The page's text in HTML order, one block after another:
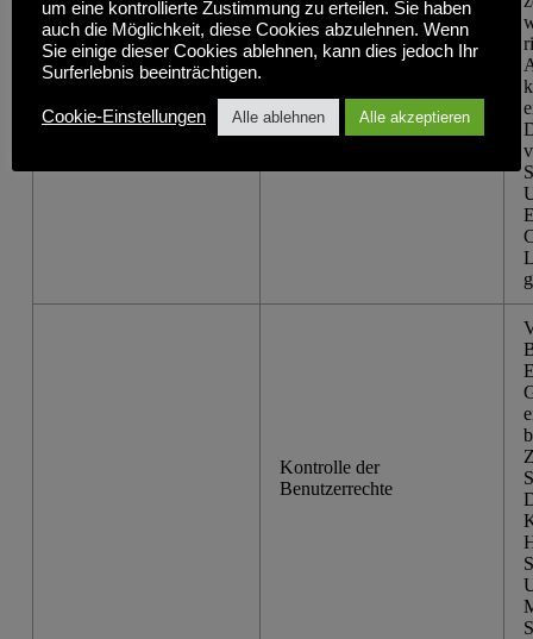
Daten Luftschleuse
Kontrolle der
Benutzerrechte
um eine kontrollierte Zustimmung zu erteilen. Sie haben
auch die Möglichkeit, diese Cookies abzulehnen. Wenn
Sie einige dieser Cookies ablehnen, kann dies jedoch Ihr
Surferlebnis beeinträchtigen.
Cookie-Einstellungen Alle ablehnen Alle akzeptieren